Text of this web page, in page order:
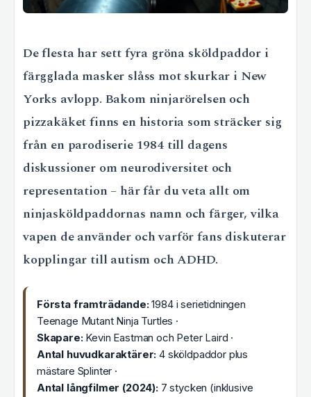
De flesta har sett fyra gröna sköldpaddor i
färgglada masker slåss mot skurkar i New
Yorks avlopp. Bakom ninjarörelsen och
pizzakäket finns en historia som sträcker sig
från en parodiserie 1984 till dagens
diskussioner om neurodiversitet och
representation – här får du veta allt om
ninjasköldpaddornas namn och färger, vilka
vapen de använder och varför fans diskuterar
kopplingar till autism och ADHD.
Första framträdande:1984 i serietidningen
Teenage Mutant Ninja Turtles ·
Skapare:Kevin Eastman och Peter Laird ·
Antal huvudkaraktärer: 4 sköldpaddor plus
mästare Splinter ·
Antal långfilmer (2024):7 stycken (inklusive